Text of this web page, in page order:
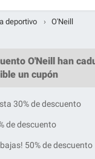
deportivo › O'Neill
O'Neill han
un cupón
30% de descuento
de descuento
50% de descuento